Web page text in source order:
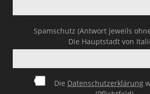
Spamschutz (Antwort jeweils
Die Hauptstadt von
Die Datenschutzerklärung